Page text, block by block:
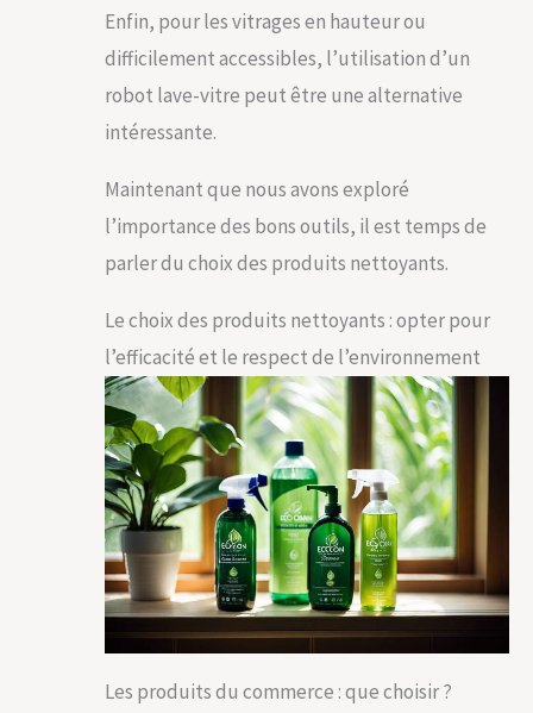
Enfin, pour les vitrages en hauteur ou
difficilement accessibles, l’utilisation d’un
robot lave-vitre peut être une alternative
intéressante.
Maintenant que nous avons exploré
l’importance des bons outils, il est temps de
parler du choix des produits nettoyants.
Le choix des produits nettoyants : opter pour
l’efficacité et le respect de l’environnement
Les produits du commerce : que choisir ?